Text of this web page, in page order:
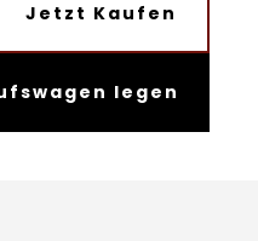
Jetzt Kaufen
legen